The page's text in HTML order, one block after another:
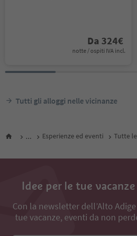
Da 324€
notte / ospiti IVA incl.
Tutti gli alloggi nelle vicinanze
... Esperienze ed eventi Tutte
Idee per le tue
Con la newsletter dell’Alto
tue vacanze, eventi da non